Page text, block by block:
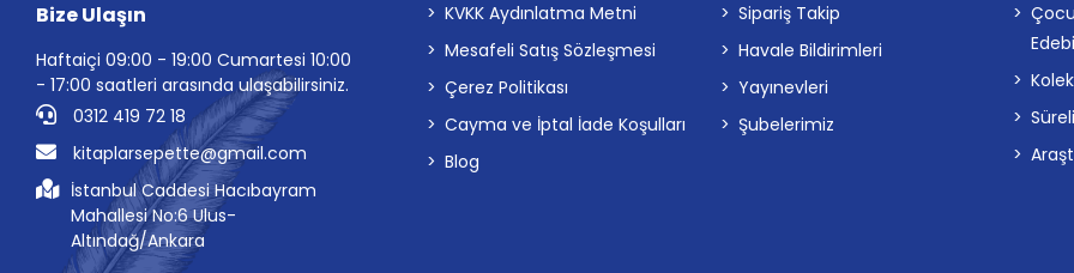
Bize Ulaşın
Haftaiçi 09:00 - 19:00 Cumartesi 10:00
- 17:00 saatleri arasında ulaşabilirsiniz.
0312 419 72 18
kitaplarsepette@gmail.com
İstanbul Caddesi Hacıbayram
Mahallesi No:6 Ulus-
Altındağ/Ankara
KVKK Aydınlatma Metni
Mesafeli Satış Sözleşmesi
Çerez Politikası
Cayma ve İptal İade Koşulları
Blog
Sipariş Takip
Havale Bildirimleri
Yayınevleri
Şubelerimiz